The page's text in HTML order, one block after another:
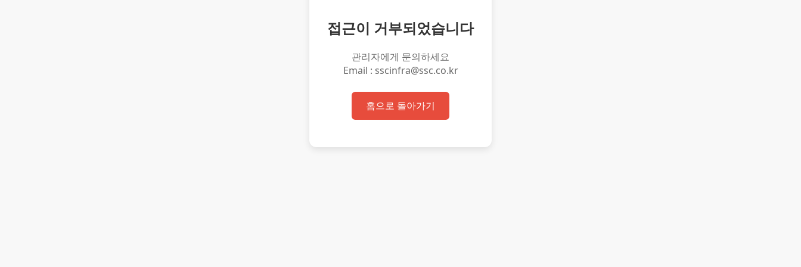
접근이 거부되었습니다
관리자에게 문의하세요
Email : sscinfra@ssc.co.kr
홈으로 돌아가기